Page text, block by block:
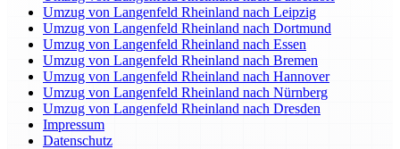
Umzug von Langenfeld Rheinland nach Leipzig
Umzug von Langenfeld Rheinland nach Dortmund
Umzug von Langenfeld Rheinland nach Essen
Umzug von Langenfeld Rheinland nach Bremen
Umzug von Langenfeld Rheinland nach Hannover
Umzug von Langenfeld Rheinland nach Nürnberg
Umzug von Langenfeld Rheinland nach Dresden
Impressum
Datenschutz